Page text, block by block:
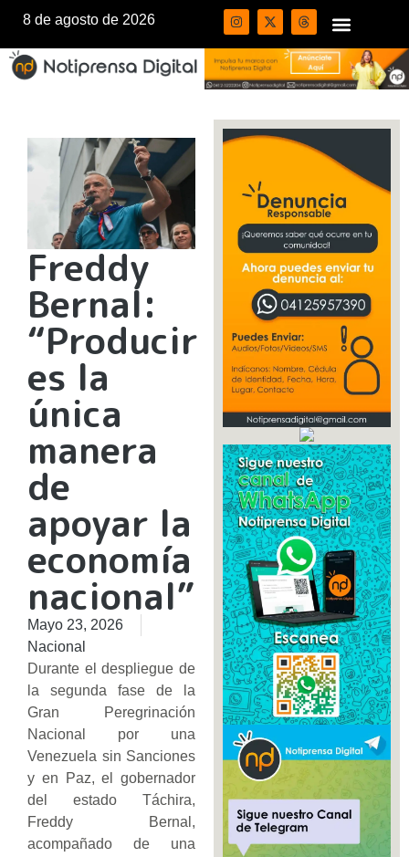
8 de agosto de 2026
Freddy
Bernal:
“Producir
es la
única
manera
de
apoyar la
economía
nacional”
Mayo 23, 2026
Nacional
​Durante el despliegue de
la segunda fase de la
Gran Peregrinación
Nacional por una
Venezuela sin Sanciones
y en Paz, el gobernador
del estado Táchira,
Freddy Bernal,
acompañado de una